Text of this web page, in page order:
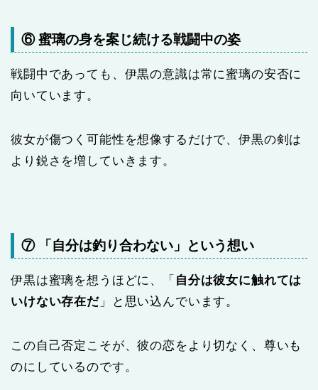
⑥ 蜜璃の身を案じ続ける戦闘中の姿
戦闘中であっても、伊黒の意識は常に蜜璃の安否に
向いています。
彼女が傷つく可能性を想像するだけで、伊黒の剣は
より鋭さを増していきます。
⑦ 「自分は釣り合わない」という想い
伊黒は蜜璃を想うほどに、「 自分は彼女に触れては
いけない存在だ」と思い込んでいます。
この自己否定こそが、彼の恋をより切なく、尊いも
のにしているのです。